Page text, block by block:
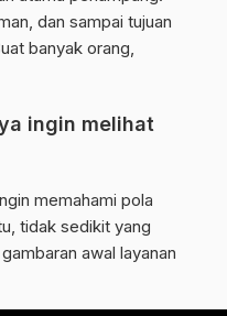
dan sampai tujuan
banyak orang,
ingin melihat
memahami pola
tidak sedikit yang
awal layanan